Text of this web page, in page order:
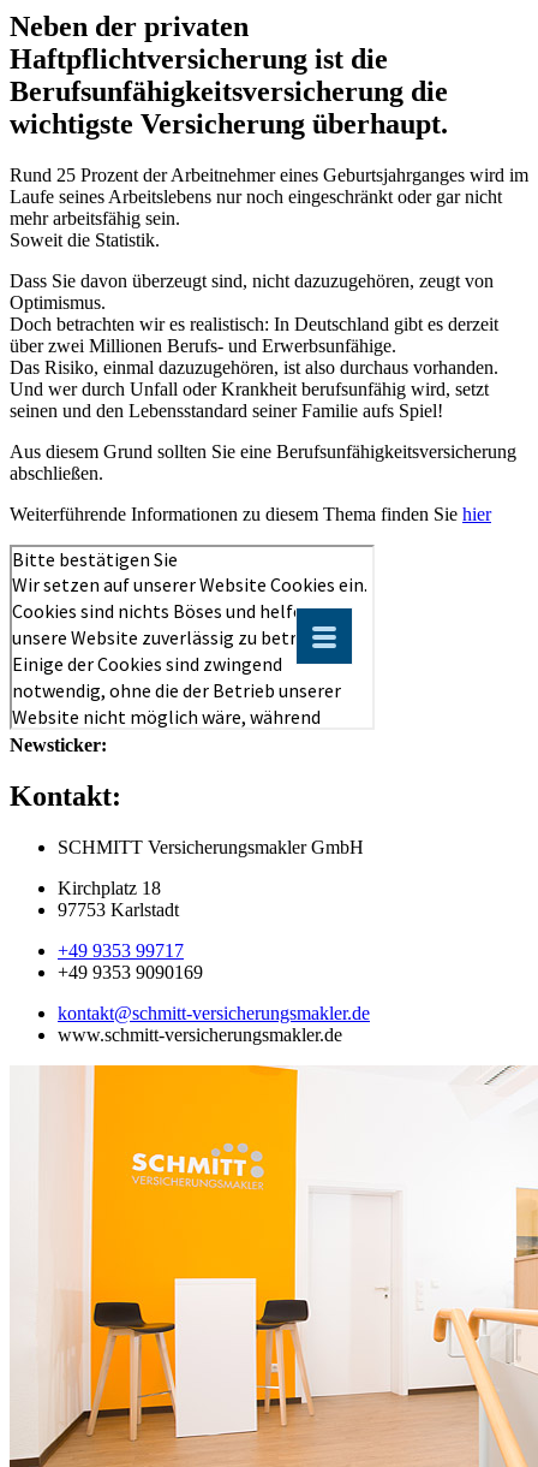
Neben der privaten
Haftpflichtversicherung ist die
Berufsunfähigkeitsversicherung die
wichtigste Versicherung überhaupt.
Rund 25 Prozent der Arbeitnehmer eines Geburtsjahrganges wird im
Laufe seines Arbeitslebens nur noch eingeschränkt oder gar nicht
mehr arbeitsfähig sein.
Soweit die Statistik.
Dass Sie davon überzeugt sind, nicht dazuzugehören, zeugt von
Optimismus.
Doch betrachten wir es realistisch: In Deutschland gibt es derzeit
über zwei Millionen Berufs- und Erwerbsunfähige.
Das Risiko, einmal dazuzugehören, ist also durchaus vorhanden.
Und wer durch Unfall oder Krankheit berufsunfähig wird, setzt
seinen und den Lebensstandard seiner Familie aufs Spiel!
Aus diesem Grund sollten Sie eine Berufsunfähigkeitsversicherung
abschließen.
Weiterführende Informationen zu diesem Thema finden Sie hier
Newsticker:
Kontakt:
SCHMITT Versicherungsmakler GmbH
Kirchplatz 18
97753 Karlstadt
+49 9353 99717
+49 9353 9090169
kontakt@schmitt-versicherungsmakler.de
www.schmitt-versicherungsmakler.de